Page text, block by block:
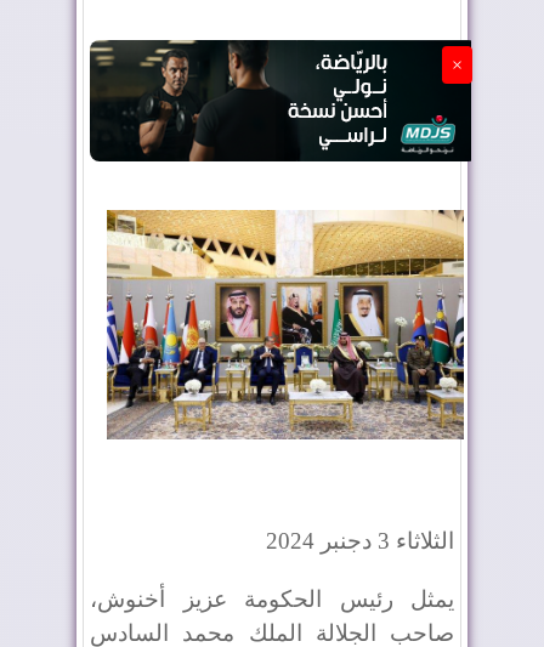
×
الثلاثاء 3 دجنبر 2024
يمثل رئيس الحكومة عزيز أخنوش،
صاحب الجلالة الملك محمد السادس